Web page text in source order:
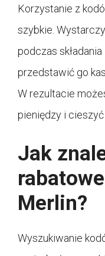
Korzystanie z
szybkie.
podczas
przedstawić go
W rezultacie
pieniędzy i
Jak
Merlin?
Wyszukiwanie